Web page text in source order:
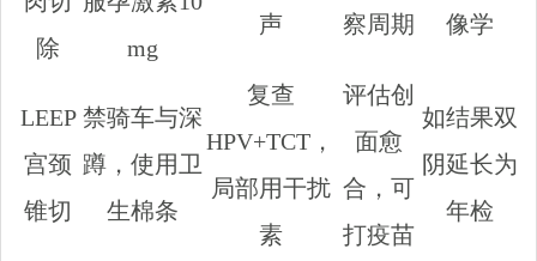
除
mg
声
察周期
像学
LEEP
宫颈
锥切
禁骑车与深
蹲，使用卫
生棉条
复查
HPV+TCT，
局部用干扰
素
评估创
面愈
合，可
打疫苗
如结果双
阴延长为
年检